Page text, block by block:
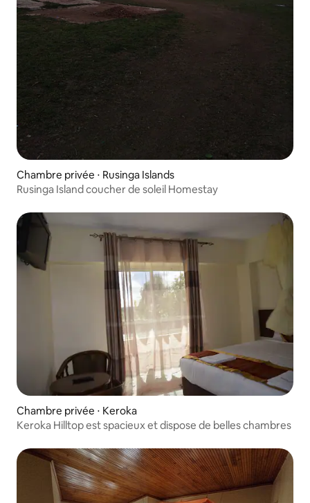
Chambre privée ⋅ Rusinga Islands
Rusinga Island coucher de soleil Homestay
Chambre privée ⋅ Keroka
Keroka Hilltop est spacieux et dispose de belles chambres